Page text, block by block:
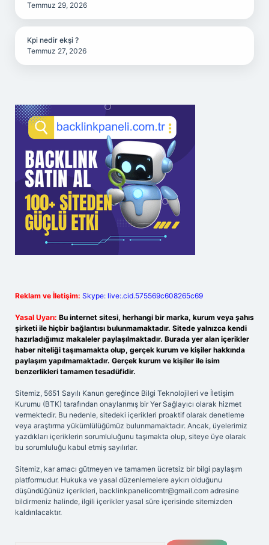
Temmuz 29, 2026
Kpi nedir ekşi ?
Temmuz 27, 2026
Reklam ve İletişim: Skype: live:.cid.575569c608265c69
Yasal Uyarı: Bu internet sitesi, herhangi bir marka, kurum veya şahıs
şirketi ile hiçbir bağlantısı bulunmamaktadır. Sitede yalnızca kendi
hazırladığımız makaleler paylaşılmaktadır. Burada yer alan içerikler
haber niteliği taşımamakta olup, gerçek kurum ve kişiler hakkında
paylaşım yapılmamaktadır. Gerçek kurum ve kişiler ile isim
benzerlikleri tamamen tesadüfidir.
Sitemiz, 5651 Sayılı Kanun gereğince Bilgi Teknolojileri ve İletişim
Kurumu (BTK) tarafından onaylanmış bir Yer Sağlayıcı olarak hizmet
vermektedir. Bu nedenle, sitedeki içerikleri proaktif olarak denetleme
veya araştırma yükümlülüğümüz bulunmamaktadır. Ancak, üyelerimiz
yazdıkları içeriklerin sorumluluğunu taşımakta olup, siteye üye olarak
bu sorumluluğu kabul etmiş sayılırlar.
Sitemiz, kar amacı gütmeyen ve tamamen ücretsiz bir bilgi paylaşım
platformudur. Hukuka ve yasal düzenlemelere aykırı olduğunu
düşündüğünüz içerikleri, backlinkpanelicomtr@gmail.com adresine
bildirmeniz halinde, ilgili içerikler yasal süre içerisinde sitemizden
kaldırılacaktır.